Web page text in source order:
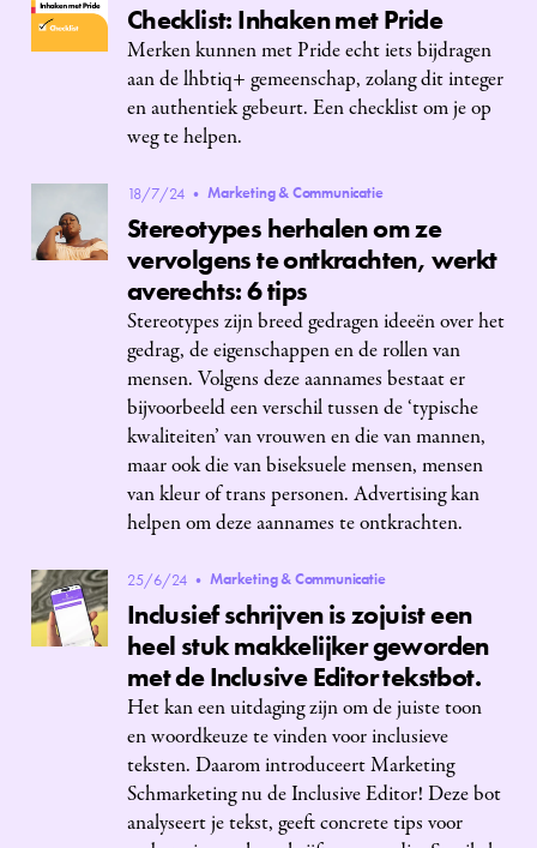
Checklist: Inhaken met Pride
Merken kunnen met Pride echt iets bijdragen
aan de lhbtiq+ gemeenschap, zolang dit integer
en authentiek gebeurt. Een checklist om je op
weg te helpen.‍
18/7/24 • Marketing & Communicatie
Stereotypes herhalen om ze
vervolgens te ontkrachten, werkt
averechts: 6 tips
Stereotypes zijn breed gedragen ideeën over het
gedrag, de eigenschappen en de rollen van
mensen. Volgens deze aannames bestaat er
bijvoorbeeld een verschil tussen de ‘typische
kwaliteiten’ van vrouwen en die van mannen,
maar ook die van biseksuele mensen, mensen
van kleur of trans personen. Advertising kan
helpen om deze aannames te ontkrachten.‍
25/6/24 • Marketing & Communicatie
Inclusief schrijven is zojuist een
heel stuk makkelijker geworden
met de Inclusive Editor tekstbot.
Het kan een uitdaging zijn om de juiste toon
en woordkeuze te vinden voor inclusieve
teksten. Daarom introduceert Marketing
Schmarketing nu de Inclusive Editor! Deze bot
analyseert je tekst, geeft concrete tips voor